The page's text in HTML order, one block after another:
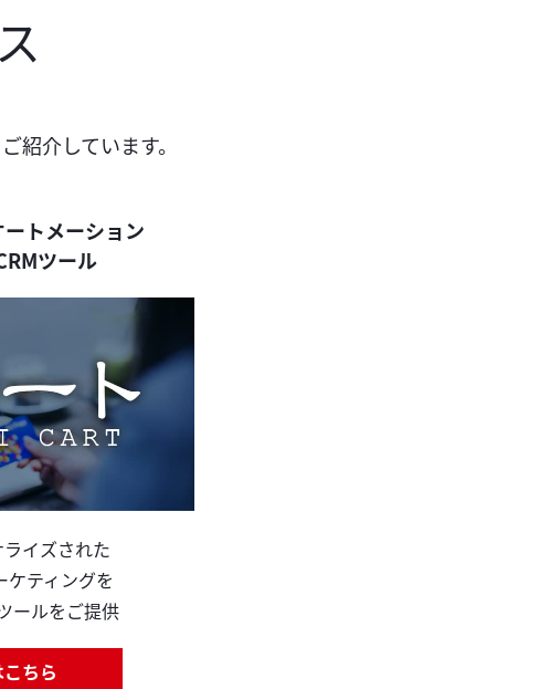
紹介しています。
トメーション
ツール
イズされた
ティングを
ールをご提供
ちら